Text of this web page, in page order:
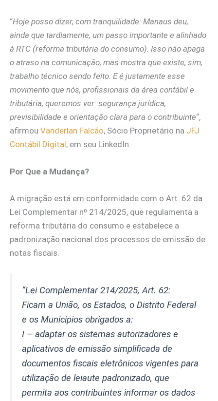
“Hoje posso dizer, com tranquilidade: Manaus deu,
ainda que tardiamente, um passo importante e alinhado
à RTC (reforma tributária do consumo). Isso não apaga
o atraso na comunicação, mas mostra que existe, sim,
trabalho técnico sendo feito. E é justamente esse
movimento que nós, profissionais da área contábil e
tributária, queremos ver: segurança jurídica,
previsibilidade e orientação clara para o contribuinte“,
afirmou Vanderlan Falcão, Sócio Proprietário na JFJ
Contábil Digital, em seu LinkedIn.
Por Que a Mudança?
A migração está em conformidade com o Art. 62 da
Lei Complementar nº 214/2025, que regulamenta a
reforma tributária do consumo e estabelece a
padronização nacional dos processos de emissão de
notas fiscais.
“Lei Complementar 214/2025, Art. 62:
Ficam a União, os Estados, o Distrito Federal
e os Municípios obrigados a:
I – adaptar os sistemas autorizadores e
aplicativos de emissão simplificada de
documentos fiscais eletrônicos vigentes para
utilização de leiaute padronizado, que
permita aos contribuintes informar os dados